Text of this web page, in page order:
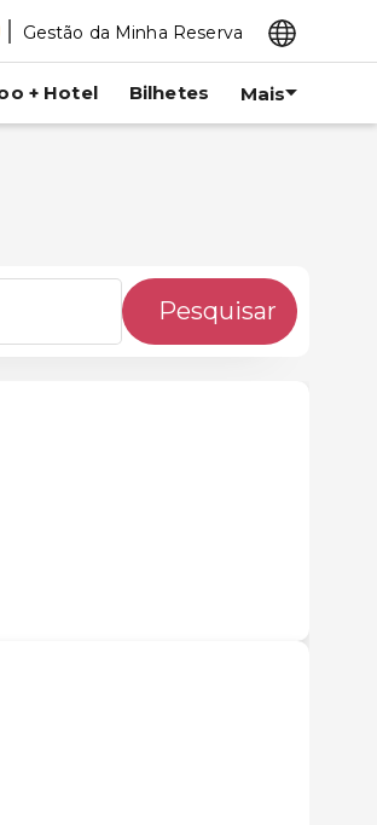
Gestão da Minha Reserva
+ Hotel Bilhetes Mais
Pesquisar